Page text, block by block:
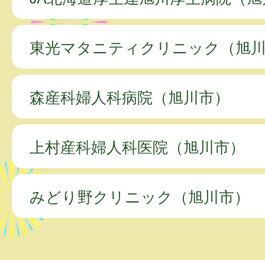
東光マタニティクリニック（旭
森産科婦人科病院（旭川市）
上村産科婦人科医院（旭川市）
みどり野クリニック（旭川市）